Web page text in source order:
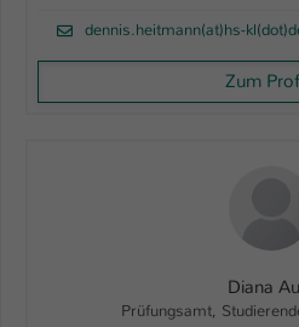
dennis.heitmann(at)hs-
Zum
Diana
Prüfungsamt,